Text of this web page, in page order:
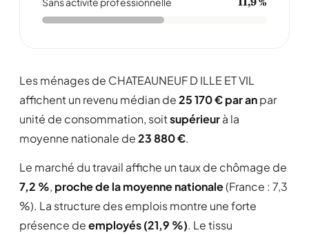
Les ménages de CHATEAUNEUF D ILLE ET VIL
affichent un revenu médian de25 170 € par anpar
unité de consommation, soitsupérieurà la
moyenne nationale de23 880 €.
Le marché du travail affiche un taux de chômage de
7,2 %, proche de la moyenne nationale(France : 7,3
%). La structure des emplois montre une forte
présence deemployés (21,9 %). Le tissu